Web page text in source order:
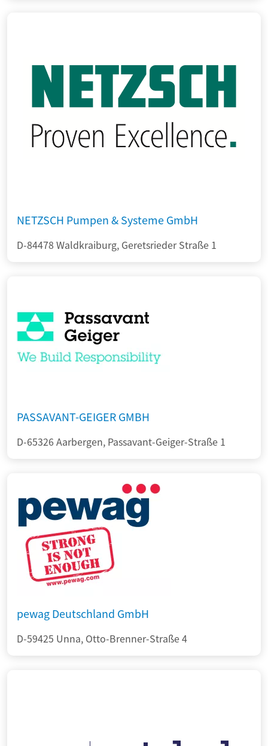
NETZSCH Pumpen & Systeme GmbH
D-84478 Waldkraiburg, Geretsrieder Straße 1
PASSAVANT-GEIGER GMBH
D-65326 Aarbergen, Passavant-Geiger-Straße 1
pewag Deutschland GmbH
D-59425 Unna, Otto-Brenner-Straße 4